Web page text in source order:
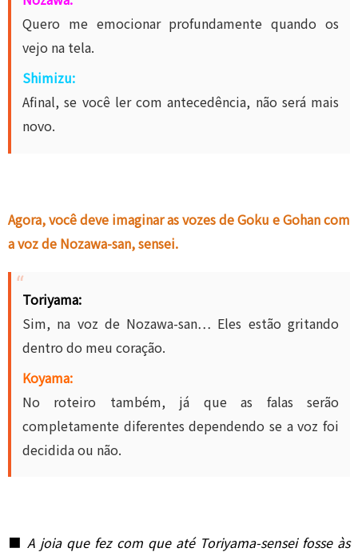
Quero me emocionar profundamente quando os
vejo na tela.
Shimizu:
Afinal, se você ler com antecedência, não será mais
novo.
Agora, você deve imaginar as vozes de Goku e Gohan com
a voz de Nozawa-san, sensei.
Toriyama:
Sim, na voz de Nozawa-san… Eles estão gritando
dentro do meu coração.
Koyama:
No roteiro também, já que as falas serão
completamente diferentes dependendo se a voz foi
decidida ou não.
■ A joia que fez com que até Toriyama-sensei fosse às